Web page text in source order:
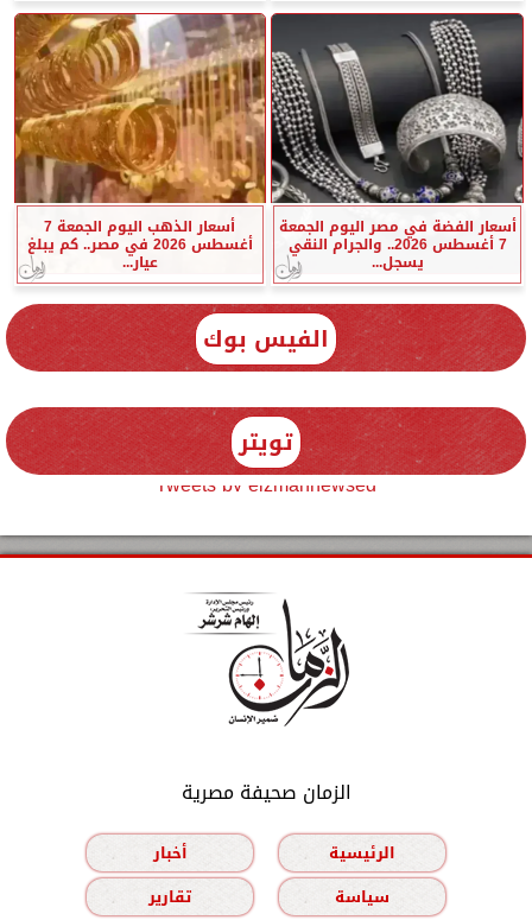
أسعار الفضة في مصر اليوم الجمعة
7 أغسطس 2026.. والجرام النقي
يسجل...
أسعار الذهب اليوم الجمعة 7
أغسطس 2026 في مصر.. كم يبلغ
عيار...
الفيس بوك
تويتر
Tweets by elzmannewseg
الزمان صحيفة مصرية
الرئيسية
أخبار
سياسة
تقارير